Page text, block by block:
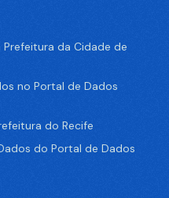
da Cidade de
no Portal de Dados
do Recife
do Portal de Dados